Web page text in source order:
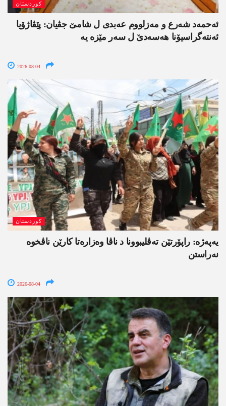
کوردستان
ئەحمەد شەرع و مەزلووم عەبدی ل شامێ جڤیان: پێڤاژۆیا
ئەنتەگراسیۆنا ھەسەدێ ل سەر مێزە یە
2026-08-04
کوردستان
یەپەژە: راپۆرتێن تەڤلیبوونا د ناڤا وەزارەتا کارێن ناڤخوە
نەراستن
2026-08-04